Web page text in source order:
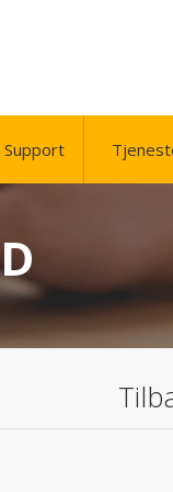
Support